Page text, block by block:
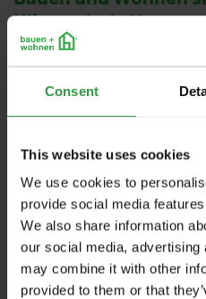
Consent
This website uses cookies
We use cookies to
provide social media
We also share information
our social media,
may combine it with other
provided to them or that
Klimaschutzthemen
Auf der „Bauen+Wohnen“
Erneuerbare Energie
Branchentalks. „Ganz
Gebäuden und dazu gehört,
müssen, dass wir
Häuser kühlen müssen. Die